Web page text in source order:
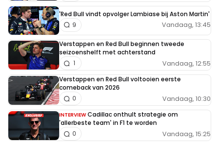
'Red Bull vindt opvolger Lambiase bij Aston Martin'
Vandaag, 13:45
9
Verstappen en Red Bull beginnen tweede
seizoenshelft met achterstand
Vandaag, 12:55
1
Verstappen en Red Bull voltooien eerste
comeback van 2026
Vandaag, 10:30
0
INTERVIEW Cadillac onthult strategie om
'allerbeste team' in F1 te worden
Vandaag, 15:25
0